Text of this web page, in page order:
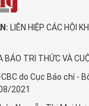
LIÊN HIỆP CÁC HỘI
BÁO TRI THỨC VÀ
do Cục Báo chí -
2021